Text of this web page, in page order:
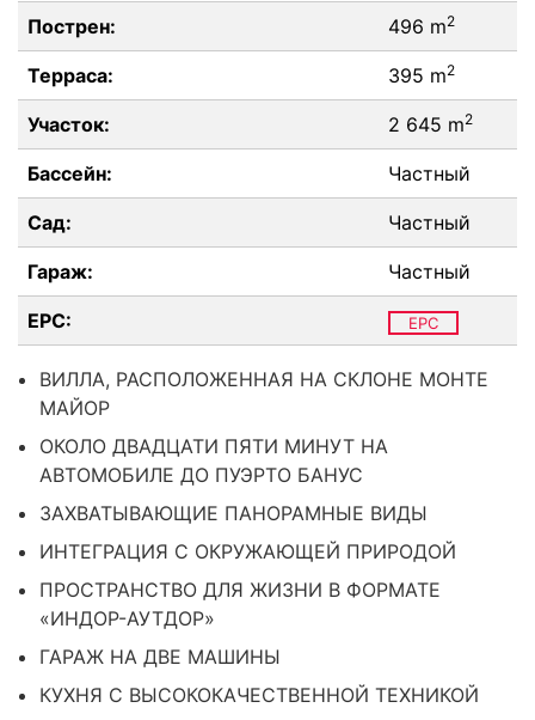
Пострен: 496 m2
Терраса: 395 m2
Участок: 2 645 m2
Бассейн: Частный
Сад: Частный
Гараж: Частный
EPC: EPC
ВИЛЛА, РАСПОЛОЖЕННАЯ НА СКЛОНЕ МОНТЕ
МАЙОР
ОКОЛО ДВАДЦАТИ ПЯТИ МИНУТ НА
АВТОМОБИЛЕ ДО ПУЭРТО БАНУС
ЗАХВАТЫВАЮЩИЕ ПАНОРАМНЫЕ ВИДЫ
ИНТЕГРАЦИЯ С ОКРУЖАЮЩЕЙ ПРИРОДОЙ
ПРОСТРАНСТВО ДЛЯ ЖИЗНИ В ФОРМАТЕ
«ИНДОР-АУТДОР»
ГАРАЖ НА ДВЕ МАШИНЫ
КУХНЯ С ВЫСОКОКАЧЕСТВЕННОЙ ТЕХНИКОЙ